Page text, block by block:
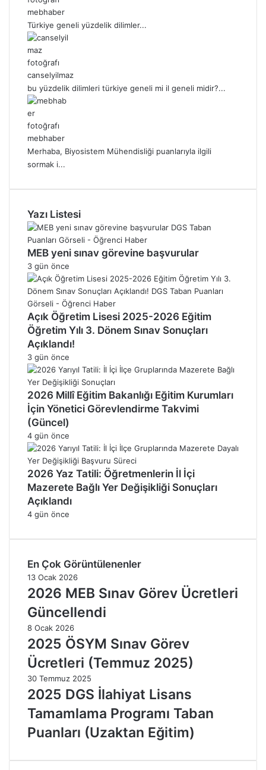
mebhaber
Türkiye geneli yüzdelik dilimler...
canselyilmaz
bu yüzdelik dilimleri türkiye geneli mi il geneli midir?...
mebhaber
Merhaba, Biyosistem Mühendisliği puanlarıyla ilgili
sormak i...
Yazı Listesi
MEB yeni sınav görevine başvurular
3 gün önce
Açık Öğretim Lisesi 2025-2026 Eğitim
Öğretim Yılı 3. Dönem Sınav Sonuçları
Açıklandı!
3 gün önce
2026 Millî Eğitim Bakanlığı Eğitim Kurumları
İçin Yönetici Görevlendirme Takvimi
(Güncel)
4 gün önce
2026 Yaz Tatili: Öğretmenlerin İl İçi
Mazerete Bağlı Yer Değişikliği Sonuçları
Açıklandı
4 gün önce
En Çok Görüntülenenler
13 Ocak 2026
2026 MEB Sınav Görev Ücretleri
Güncellendi
8 Ocak 2026
2025 ÖSYM Sınav Görev
Ücretleri (Temmuz 2025)
30 Temmuz 2025
2025 DGS İlahiyat Lisans
Tamamlama Programı Taban
Puanları (Uzaktan Eğitim)